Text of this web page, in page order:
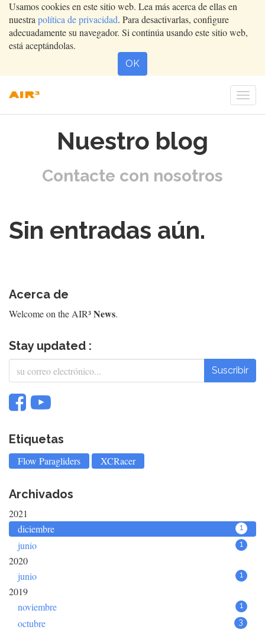
Usamos cookies en este sitio web. Lea más acerca de ellas en
nuestra política de privacidad. Para desactivarlas, configure
adecuadamente su navegador. Si continúa usando este sitio web,
está aceptándolas.
OK
Nuestro blog
Contacte con nosotros
Sin entradas aún.
Acerca de
Welcome on the AIR³News.
Stay updated :
Suscribir
Etiquetas
Flow Paragliders XCRacer
Archivados
2021
diciembre
1
junio 1
2020
junio
1
2019
noviembre
1
octubre 3